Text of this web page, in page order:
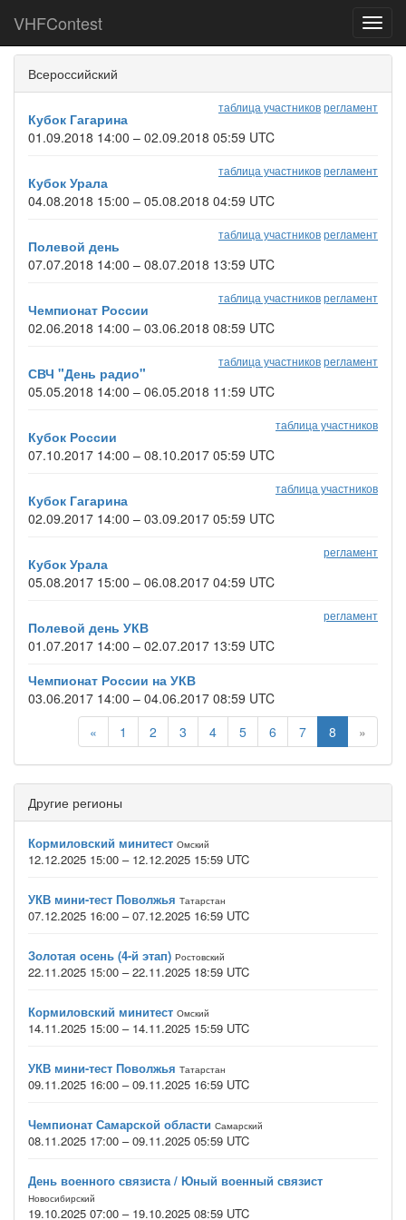
VHFContest
Всероссийский
таблица участниковрегламент
Кубок Гагарина
01.09.2018 14:00 – 02.09.2018 05:59 UTC
таблица участниковрегламент
Кубок Урала
04.08.2018 15:00 – 05.08.2018 04:59 UTC
таблица участниковрегламент
Полевой день
07.07.2018 14:00 – 08.07.2018 13:59 UTC
таблица участниковрегламент
Чемпионат России
02.06.2018 14:00 – 03.06.2018 08:59 UTC
таблица участниковрегламент
СВЧ "День радио"
05.05.2018 14:00 – 06.05.2018 11:59 UTC
таблица участников
Кубок России
07.10.2017 14:00 – 08.10.2017 05:59 UTC
таблица участников
Кубок Гагарина
02.09.2017 14:00 – 03.09.2017 05:59 UTC
регламент
Кубок Урала
05.08.2017 15:00 – 06.08.2017 04:59 UTC
регламент
Полевой день УКВ
01.07.2017 14:00 – 02.07.2017 13:59 UTC
Чемпионат России на УКВ
03.06.2017 14:00 – 04.06.2017 08:59 UTC
«
1 2 3 4 5 6 7 8 »
Другие регионы
Кормиловский минитест Омский
12.12.2025 15:00 – 12.12.2025 15:59 UTC
УКВ мини-тест Поволжья Татарстан
07.12.2025 16:00 – 07.12.2025 16:59 UTC
Золотая осень (4-й этап) Ростовский
22.11.2025 15:00 – 22.11.2025 18:59 UTC
Кормиловский минитест Омский
14.11.2025 15:00 – 14.11.2025 15:59 UTC
УКВ мини-тест Поволжья Татарстан
09.11.2025 16:00 – 09.11.2025 16:59 UTC
Чемпионат Самарской области Самарский
08.11.2025 17:00 – 09.11.2025 05:59 UTC
День военного связиста / Юный военный связист
Новосибирский
19.10.2025 07:00 – 19.10.2025 08:59 UTC